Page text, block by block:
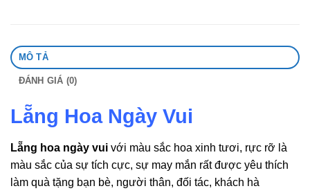
MÔ TẢ
ĐÁNH GIÁ (0)
Lẵng Hoa Ngày Vui
Lẵng hoa ngày vui với màu sắc hoa xinh tươi, rực rỡ là
màu sắc của sự tích cực, sự may mắn rất được yêu thích
làm quà tặng bạn bè, người thân, đối tác, khách hà